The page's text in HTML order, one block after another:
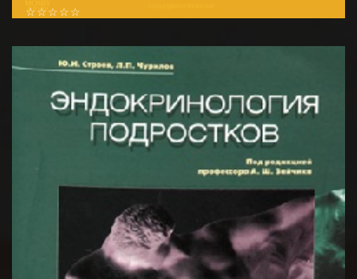
☆
☆
☆
☆
☆
This textbook is an indispensable resource for
orthopaedic surgeons, rehabilitation physicians, physical
therapists, and...
BATAFSIL...